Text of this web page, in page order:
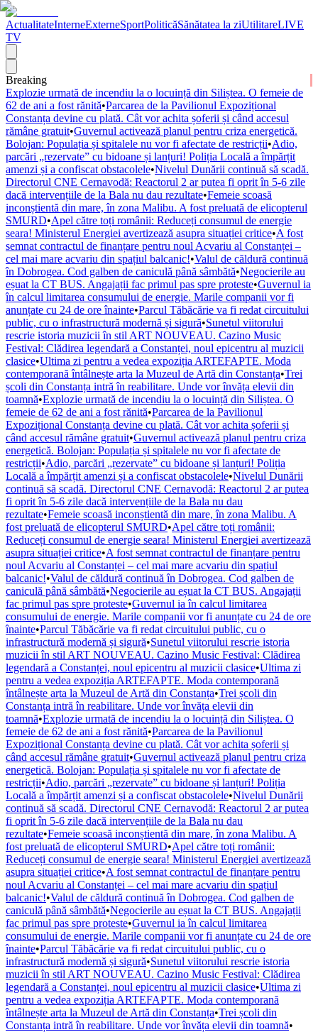
ActualitateInterneExterneSportPoliticăSănătatea la ziUtilitareLIVE
TV
Breaking
Explozie urmată de incendiu la o locuință din Siliștea. O femeie de
62 de ani a fost rănită•Parcarea de la Pavilionul Expozițional
Constanța devine cu plată. Cât vor achita șoferii și când accesul
rămâne gratuit•Guvernul activează planul pentru criza energetică.
Bolojan: Populația și spitalele nu vor fi afectate de restricții•Adio,
parcări „rezervate” cu bidoane și lanțuri! Poliția Locală a împărțit
amenzi și a confiscat obstacolele•Nivelul Dunării continuă să scadă.
Directorul CNE Cernavodă: Reactorul 2 ar putea fi oprit în 5-6 zile
dacă intervențiile de la Bala nu dau rezultate•Femeie scoasă
inconștientă din mare, în zona Malibu. A fost preluată de elicopterul
SMURD•Apel către toți românii: Reduceți consumul de energie
seara! Ministerul Energiei avertizează asupra situației critice•A fost
semnat contractul de finanțare pentru noul Acvariu al Constanței –
cel mai mare acvariu din spațiul balcanic!•Valul de căldură continuă
în Dobrogea. Cod galben de caniculă până sâmbătă•Negocierile au
eșuat la CT BUS. Angajații fac primul pas spre proteste•Guvernul ia
în calcul limitarea consumului de energie. Marile companii vor fi
anunțate cu 24 de ore înainte•Parcul Tăbăcărie va fi redat circuitului
public, cu o infrastructură modernă și sigură•Sunetul viitorului
rescrie istoria muzicii în stil ART NOUVEAU. Cazino Music
Festival: Clădirea legendară a Constanței, noul epicentru al muzicii
clasice•Ultima zi pentru a vedea expoziția ARTEFAPTE. Moda
contemporană întâlnește arta la Muzeul de Artă din Constanța•Trei
școli din Constanța intră în reabilitare. Unde vor învăța elevii din
toamnă•Explozie urmată de incendiu la o locuință din Siliștea. O
femeie de 62 de ani a fost rănită•Parcarea de la Pavilionul
Expozițional Constanța devine cu plată. Cât vor achita șoferii și
când accesul rămâne gratuit•Guvernul activează planul pentru criza
energetică. Bolojan: Populația și spitalele nu vor fi afectate de
restricții•Adio, parcări „rezervate” cu bidoane și lanțuri! Poliția
Locală a împărțit amenzi și a confiscat obstacolele•Nivelul Dunării
continuă să scadă. Directorul CNE Cernavodă: Reactorul 2 ar putea
fi oprit în 5-6 zile dacă intervențiile de la Bala nu dau
rezultate•Femeie scoasă inconștientă din mare, în zona Malibu. A
fost preluată de elicopterul SMURD•Apel către toți românii:
Reduceți consumul de energie seara! Ministerul Energiei avertizează
asupra situației critice•A fost semnat contractul de finanțare pentru
noul Acvariu al Constanței – cel mai mare acvariu din spațiul
balcanic!•Valul de căldură continuă în Dobrogea. Cod galben de
caniculă până sâmbătă•Negocierile au eșuat la CT BUS. Angajații
fac primul pas spre proteste•Guvernul ia în calcul limitarea
consumului de energie. Marile companii vor fi anunțate cu 24 de ore
înainte•Parcul Tăbăcărie va fi redat circuitului public, cu o
infrastructură modernă și sigură•Sunetul viitorului rescrie istoria
muzicii în stil ART NOUVEAU. Cazino Music Festival: Clădirea
legendară a Constanței, noul epicentru al muzicii clasice•Ultima zi
pentru a vedea expoziția ARTEFAPTE. Moda contemporană
întâlnește arta la Muzeul de Artă din Constanța•Trei școli din
Constanța intră în reabilitare. Unde vor învăța elevii din
toamnă•Explozie urmată de incendiu la o locuință din Siliștea. O
femeie de 62 de ani a fost rănită•Parcarea de la Pavilionul
Expozițional Constanța devine cu plată. Cât vor achita șoferii și
când accesul rămâne gratuit•Guvernul activează planul pentru criza
energetică. Bolojan: Populația și spitalele nu vor fi afectate de
restricții•Adio, parcări „rezervate” cu bidoane și lanțuri! Poliția
Locală a împărțit amenzi și a confiscat obstacolele•Nivelul Dunării
continuă să scadă. Directorul CNE Cernavodă: Reactorul 2 ar putea
fi oprit în 5-6 zile dacă intervențiile de la Bala nu dau
rezultate•Femeie scoasă inconștientă din mare, în zona Malibu. A
fost preluată de elicopterul SMURD•Apel către toți românii:
Reduceți consumul de energie seara! Ministerul Energiei avertizează
asupra situației critice•A fost semnat contractul de finanțare pentru
noul Acvariu al Constanței – cel mai mare acvariu din spațiul
balcanic!•Valul de căldură continuă în Dobrogea. Cod galben de
caniculă până sâmbătă•Negocierile au eșuat la CT BUS. Angajații
fac primul pas spre proteste•Guvernul ia în calcul limitarea
consumului de energie. Marile companii vor fi anunțate cu 24 de ore
înainte•Parcul Tăbăcărie va fi redat circuitului public, cu o
infrastructură modernă și sigură•Sunetul viitorului rescrie istoria
muzicii în stil ART NOUVEAU. Cazino Music Festival: Clădirea
legendară a Constanței, noul epicentru al muzicii clasice•Ultima zi
pentru a vedea expoziția ARTEFAPTE. Moda contemporană
întâlnește arta la Muzeul de Artă din Constanța•Trei școli din
Constanța intră în reabilitare. Unde vor învăța elevii din toamnă•